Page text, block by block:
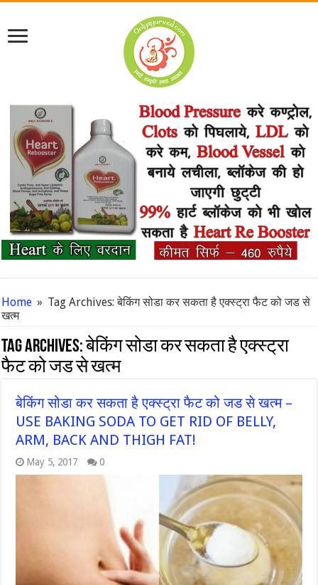
Home » Tag Archives: बेकिंग सोडा कर सकता है एक्स्ट्रा फैट को जड से
खत्म
Tag Archives:बेकिंग सोडा कर सकता है एक्स्ट्रा
फैट को जड से खत्म
बेकिंग सोडा कर सकता है एक्स्ट्रा फैट को जड से खत्म –
USE BAKING SODA TO GET RID OF BELLY,
ARM, BACK AND THIGH FAT!
May 5, 2017 0